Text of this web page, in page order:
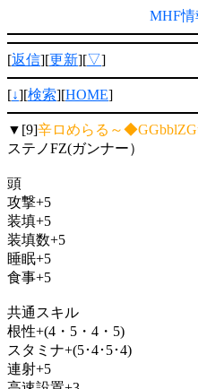
MHF情
[返信][更新][▽]
[↓][検索][HOME]
▼[9]辛ロめらる～
ステノFZ(ガンナー）
頭
攻撃+5
装填+5
装填数+5
睡眠+5
食事+5
共通スキル
根性+(4・5・4・5)
スタミナ+(5･4･5･4)
連射+5